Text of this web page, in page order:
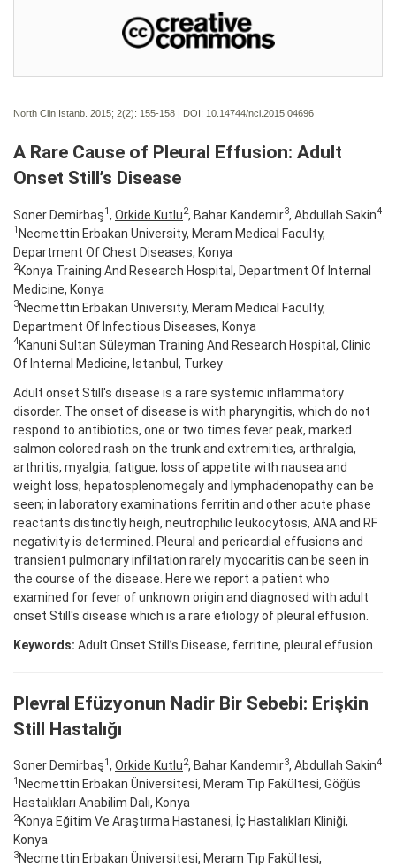
North Clin Istanb. 2015; 2(2): 155-158 | DOI: 10.14744/nci.2015.04696
A Rare Cause of Pleural Effusion: Adult
Onset Still’s Disease
Soner Demirbaş1 , Orkide Kutlu2, Bahar Kandemir3, Abdullah Sakin4
1 Necmettin Erbakan University, Meram Medical Faculty,
Department Of Chest Diseases, Konya
2Konya Training And Research Hospital, Department Of Internal
Medicine, Konya
3Necmettin Erbakan University, Meram Medical Faculty,
Department Of Infectious Diseases, Konya
4Kanuni Sultan Süleyman Training And Research Hospital, Clinic
Of Internal Medicine, İstanbul, Turkey
Adult onset Still's disease is a rare systemic inflammatory
disorder. The onset of disease is with pharyngitis, which do not
respond to antibiotics, one or two times fever peak, marked
salmon colored rash on the trunk and extremities, arthralgia,
arthritis, myalgia, fatigue, loss of appetite with nausea and
weight loss; hepatosplenomegaly and lymphadenopathy can be
seen; in laboratory examinations ferritin and other acute phase
reactants distinctly heigh, neutrophilic leukocytosis, ANA and RF
negativity is determined. Pleural and pericardial effusions and
transient pulmonary infiltation rarely myocaritis can be seen in
the course of the disease. Here we report a patient who
examined for fever of unknown origin and diagnosed with adult
onset Still's disease which is a rare etiology of pleural effusion.
Keywords: Adult Onset Still’s Disease, ferritine, pleural effusion.
Plevral Efüzyonun Nadir Bir Sebebi: Erişkin
Still Hastalığı
Soner Demirbaş1, Orkide Kutlu2, Bahar Kandemir3, Abdullah Sakin4
1 Necmettin Erbakan Üniversitesi, Meram Tıp Fakültesi, Göğüs
Hastalıkları Anabilim Dalı, Konya
2Konya Eğitim Ve Araştırma Hastanesi, İç Hastalıkları Kliniği,
Konya
3Necmettin Erbakan Üniversitesi, Meram Tıp Fakültesi,